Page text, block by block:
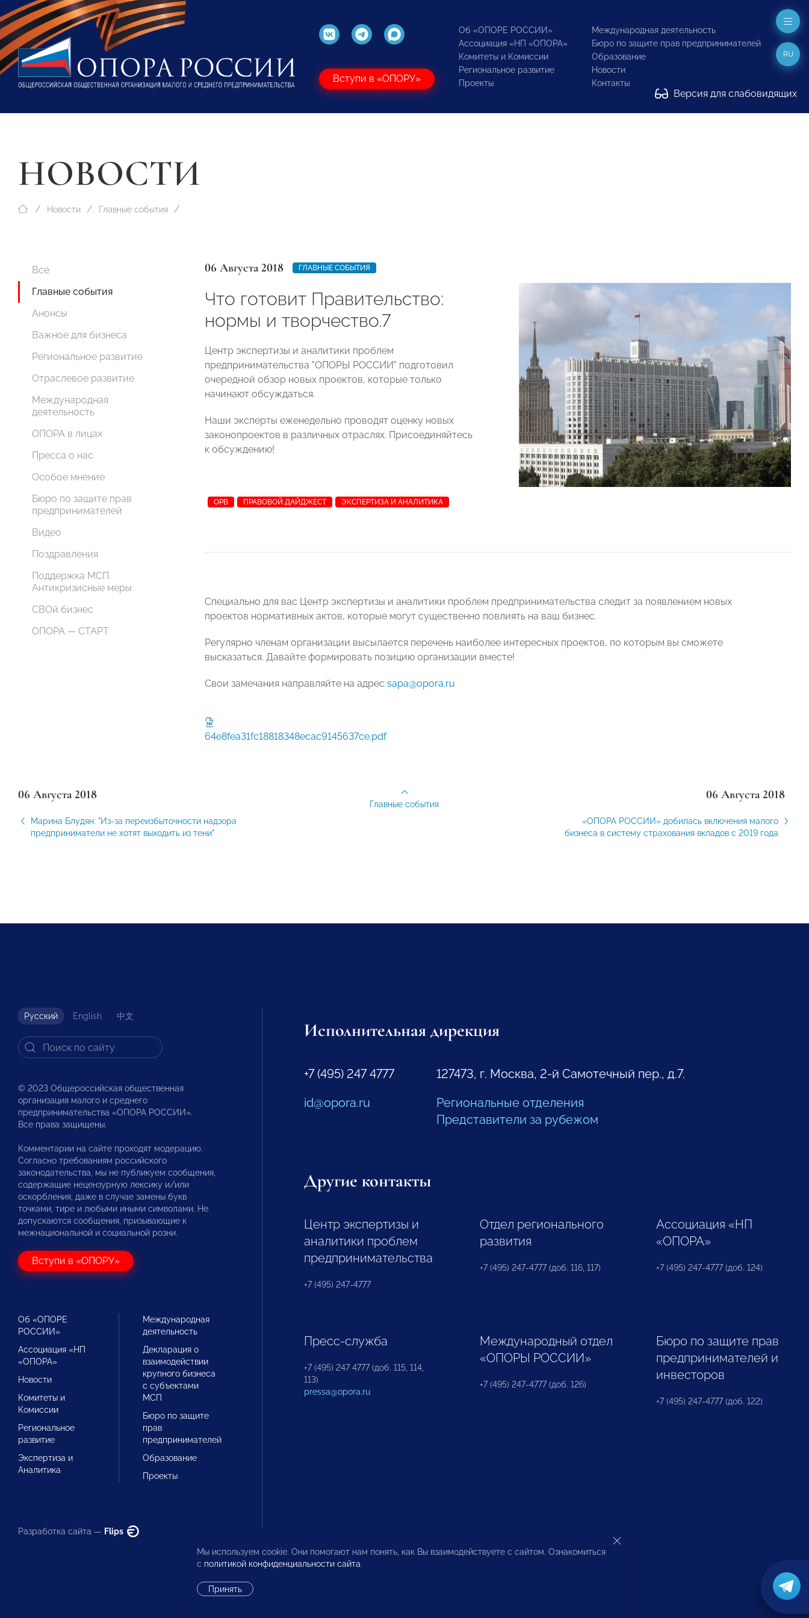
Вступи в «ОПОРУ»
Об «ОПОРЕ РОССИИ»
Ассоциация «НП «ОПОРА»
Комитеты и Комиссии
Региональное развитие
Проекты
Международная деятельность
Бюро по защите прав предпринимателей
Образование
Новости
Контакты
Версия для слабовидящих
RU
НОВОСТИ
Новости Главные события
Все
Главные события
Анонсы
Важное для бизнеса
Региональное развитие
Отраслевое развитие
Международная
деятельность
ОПОРА в лицах
Пресса о нас
Особое мнение
Бюро по защите прав
предпринимателей
Видео
Поздравления
Поддержка МСП.
Антикризисные меры
СВОй бизнес
ОПОРА — СТАРТ
06 Августа 2018 ГЛАВНЫЕ СОБЫТИЯ
Что готовит Правительство:
нормы и творчество.7
Центр экспертизы и аналитики проблем
предпринимательства "ОПОРЫ РОССИИ" подготовил
очередной обзор новых проектов, которые только
начинают обсуждаться.
Наши эксперты еженедельно проводят оценку новых
законопроектов в различных отраслях. Присоединяйтесь
к обсуждению!
ОРВ ПРАВОВОЙ ДАЙДЖЕСТ ЭКСПЕРТИЗА И АНАЛИТИКА
Специально для вас Центр экспертизы и аналитики проблем предпринимательства следит за появлением новых
проектов нормативных актов, которые могут существенно повлиять на ваш бизнес.
Регулярно членам организации высылается перечень наиболее интересных проектов, по которым вы сможете
высказаться. Давайте формировать позицию организации вместе!
Свои замечания направляйте на адрес sapa@opora.ru
64e8fea31fc18818348ecac9145637ce.pdf
06 Августа 2018
Марина Блудян: "Из-за переизбыточности надзора
предприниматели не хотят выходить из тени"
06 Августа 2018
«ОПОРА РОССИИ» добилась включения малого
бизнеса в систему страхования вкладов с 2019 года
Главные события
Русский English 中文
© 2023 Общероссийская общественная
организация малого и среднего
предпринимательства «ОПОРА РОССИИ».
Все права защищены.
Комментарии на сайте проходят модерацию.
Согласно требованиям российского
законодательства, мы не публикуем сообщения,
содержащие нецензурную лексику и/или
оскорбления, даже в случае замены букв
точками, тире и любыми иными символами. Не
допускаются сообщения, призывающие к
межнациональной и социальной розни.
Вступи в «ОПОРУ»
Об «ОПОРЕ
РОССИИ»
Ассоциация «НП
«ОПОРА»
Новости
Комитеты и
Комиссии
Региональное
развитие
Экспертиза и
Аналитика
Международная
деятельность
Декларация о
взаимодействии
крупного бизнеса
с субъектами
МСП
Бюро по защите
прав
предпринимателей
Образование
Проекты
Разработка сайта — Flips
Исполнительная дирекция
+7 (495) 247 4777
id@opora.ru
127473, г. Москва, 2-й Самотечный пер., д.7.
Региональные отделения
Представители за рубежом
Другие контакты
Центр экспертизы и
аналитики проблем
предпринимательства
+7 (495) 247-4777
Отдел регионального
развития
+7 (495) 247-4777 (доб. 116, 117)
Ассоциация «НП
«ОПОРА»
+7 (495) 247-4777 (доб. 124)
Пресс-служба
+7 (495) 247 4777 (доб. 115, 114,
113)
pressa@opora.ru
Международный отдел
«ОПОРЫ РОССИИ»
+7 (495) 247-4777 (доб. 126)
Бюро по защите прав
предпринимателей и
инвесторов
+7 (495) 247-4777 (доб. 122)
Мы используем cookie. Они помогают нам понять, как Вы взаимодействуете с сайтом. Ознакомиться
с политикой конфиденциальности сайта.
Принять